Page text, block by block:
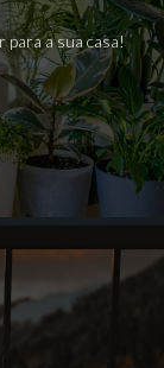
para a sua casa!